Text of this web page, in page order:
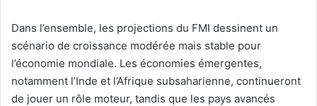
Dans l’ensemble, les projections du FMI dessinent un
scénario de croissance modérée mais stable pour
l’économie mondiale. Les économies émergentes,
notamment l’Inde et l’Afrique subsaharienne, continueront
de jouer un rôle moteur, tandis que les pays avancés